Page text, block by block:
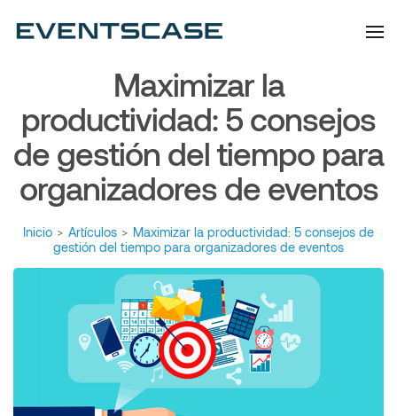
Maximizar la
productividad: 5 consejos
de gestión del tiempo para
organizadores de eventos
Inicio > Artículos > Maximizar la productividad: 5 consejos de
gestión del tiempo para organizadores de eventos